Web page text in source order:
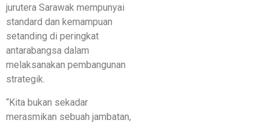
jurutera Sarawak mempunyai
standard dan kemampuan
setanding di peringkat
antarabangsa dalam
melaksanakan pembangunan
strategik.
“Kita bukan sekadar
merasmikan sebuah jambatan,